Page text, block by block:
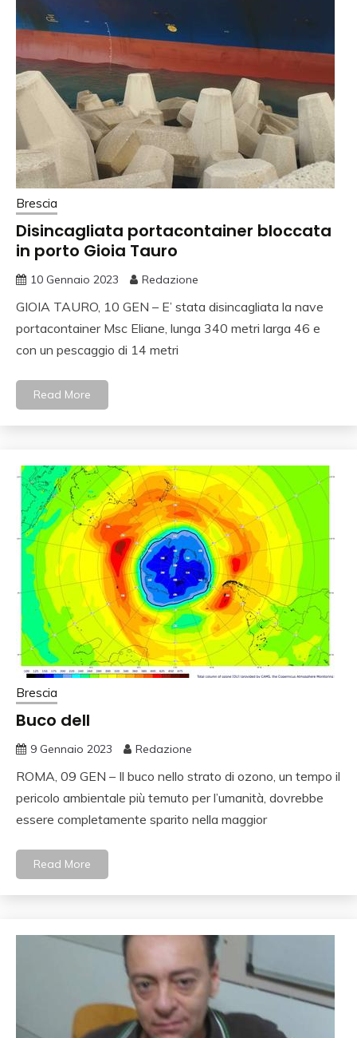
Brescia
Disincagliata portacontainer bloccata
in porto Gioia Tauro
10 Gennaio 2023 Redazione
GIOIA TAURO, 10 GEN – E’ stata disincagliata la nave
portacontainer Msc Eliane, lunga 340 metri larga 46 e
con un pescaggio di 14 metri
Read More
Brescia
Buco dell
9 Gennaio 2023 Redazione
ROMA, 09 GEN – Il buco nello strato di ozono, un tempo il
pericolo ambientale più temuto per l’umanità, dovrebbe
essere completamente sparito nella maggior
Read More